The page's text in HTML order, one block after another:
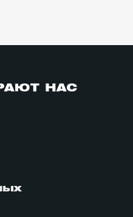
НАС